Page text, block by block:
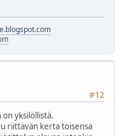
#12
yksilöllistä.
riittävän kerta toisensa